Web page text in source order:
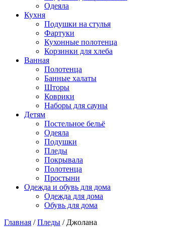
Одеяла
Кухня
Подушки на стулья
Фартуки
Кухонные полотенца
Корзинки для хлеба
Ванная
Полотенца
Банные халаты
Шторы
Коврики
Наборы для сауны
Детям
Постельное бельё
Одеяла
Подушки
Пледы
Покрывала
Полотенца
Простыни
Одежда и обувь для дома
Одежда для дома
Обувь для дома
Главная /Пледы / Джолана